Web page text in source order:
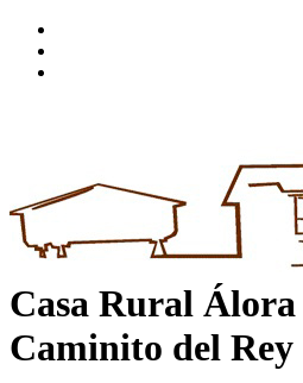
Casa Rural
Caminito del Rey